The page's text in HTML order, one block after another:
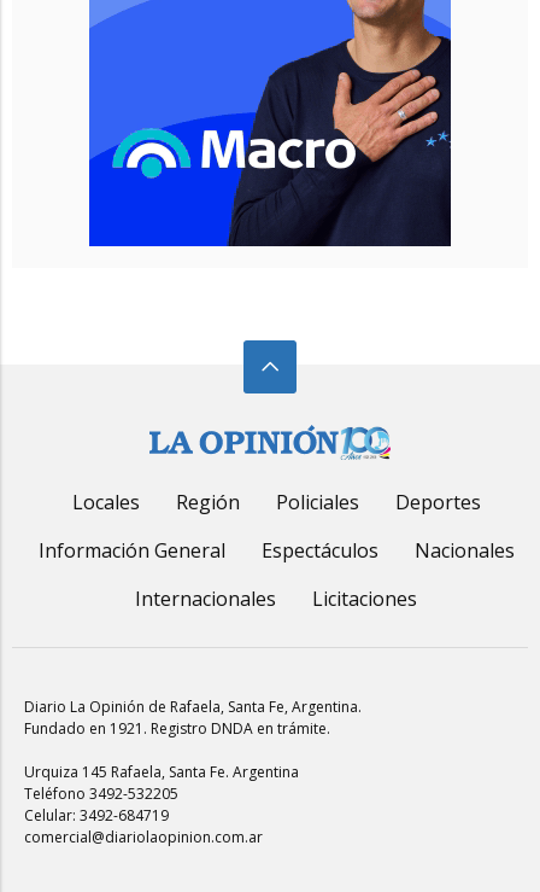
Locales Región Policiales
Deportes
Información General
Espectáculos
Nacionales
Internacionales
Licitaciones
Diario La Opinión de Rafaela, Santa Fe, Argentina.
Fundado en 1921. Registro DNDA en trámite.
Urquiza 145 Rafaela, Santa Fe. Argentina
Teléfono 3492-532205
Celular: 3492-684719
comercial@diariolaopinion.com.ar